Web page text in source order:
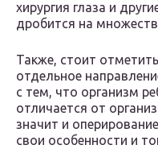
хирургия глаза и
дробится на
Также, стоит
отдельное
с тем, что организм
отличается от
значит и
свои особенности и